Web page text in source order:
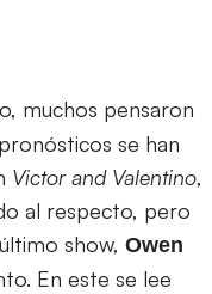
muchos pensaron
se han
Victor and Valentino,
al respecto, pero
show, Owen
En este se lee